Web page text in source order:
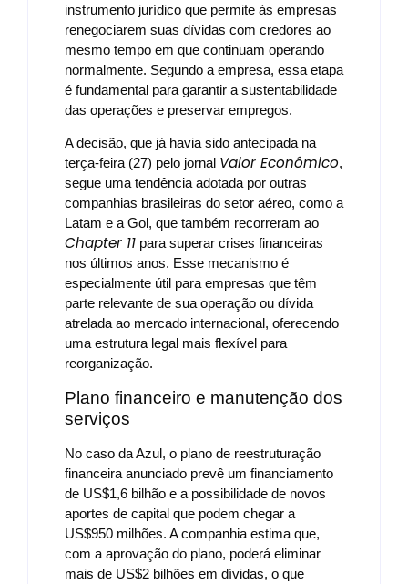
instrumento jurídico que permite às empresas
renegociarem suas dívidas com credores ao
mesmo tempo em que continuam operando
normalmente. Segundo a empresa, essa etapa
é fundamental para garantir a sustentabilidade
das operações e preservar empregos.
A decisão, que já havia sido antecipada na
terça-feira (27) pelo jornal Valor Econômico,
segue uma tendência adotada por outras
companhias brasileiras do setor aéreo, como a
Latam e a Gol, que também recorreram ao
Chapter 11 para superar crises financeiras
nos últimos anos. Esse mecanismo é
especialmente útil para empresas que têm
parte relevante de sua operação ou dívida
atrelada ao mercado internacional, oferecendo
uma estrutura legal mais flexível para
reorganização.
Plano financeiro e manutenção dos
serviços
No caso da Azul, o plano de reestruturação
financeira anunciado prevê um financiamento
de US$1,6 bilhão e a possibilidade de novos
aportes de capital que podem chegar a
US$950 milhões. A companhia estima que,
com a aprovação do plano, poderá eliminar
mais de US$2 bilhões em dívidas, o que